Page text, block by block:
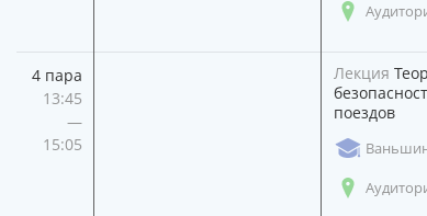
4 пара
13:45
—
15:05
Лекция
поездов